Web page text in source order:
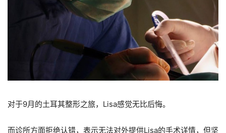
对于9月的土耳其整形之旅，Lisa感觉无比后悔。
而诊所方面拒绝认错，表示无法对外提供Lisa的手术详情，但坚